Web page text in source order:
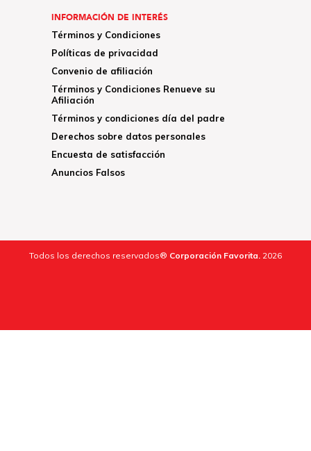
INFORMACIÓN DE INTERÉS
Términos y Condiciones
Políticas de privacidad
Convenio de afiliación
Términos y Condiciones Renueve su
Afiliación
Términos y condiciones día del padre
Derechos sobre datos personales
Encuesta de satisfacción
Anuncios Falsos
Todos los derechos reservados® Corporación Favorita. 2026